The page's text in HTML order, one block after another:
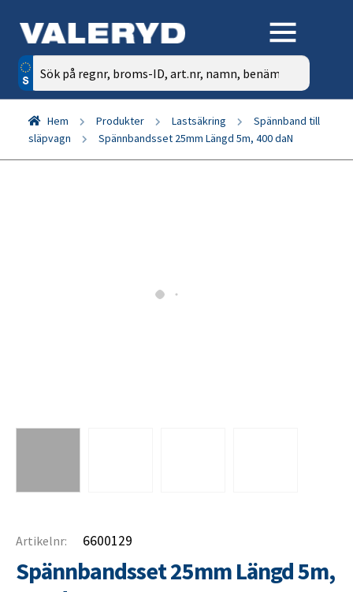
Sök
efter:
Hem Produkter Lastsäkring
Spännband till
släpvagn
Spännbandsset 25mm Längd 5m, 400 daN
Artikelnr: 6600129
Spännbandsset 25mm Längd 5m,